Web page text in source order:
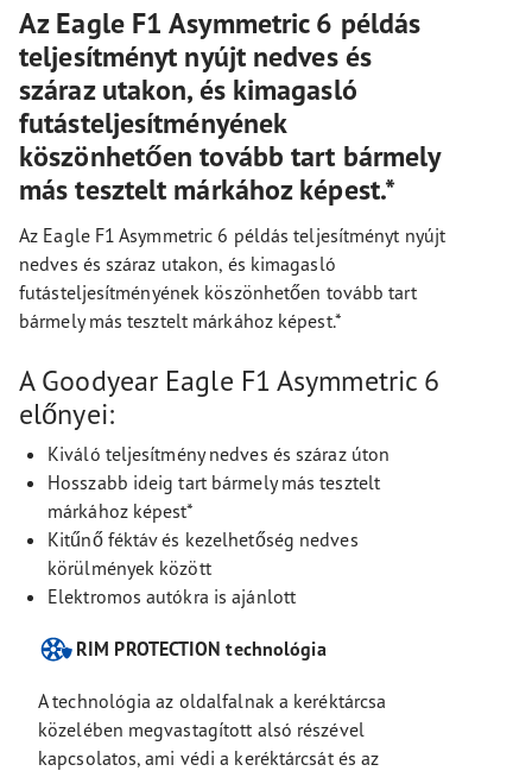
Az Eagle F1 Asymmetric 6 példás
teljesítményt nyújt nedves és
száraz utakon, és kimagasló
futásteljesítményének
köszönhetően tovább tart bármely
más tesztelt márkához képest.*
Az Eagle F1 Asymmetric 6 példás teljesítményt nyújt
nedves és száraz utakon, és kimagasló
futásteljesítményének köszönhetően tovább tart
bármely más tesztelt márkához képest.*
A Goodyear Eagle F1 Asymmetric 6
előnyei:
Kiváló teljesítmény nedves és száraz úton
Hosszabb ideig tart bármely más tesztelt
márkához képest*
Kitűnő féktáv és kezelhetőség nedves
körülmények között
Elektromos autókra is ajánlott
RIM PROTECTION technológia
A technológia az oldalfalnak a keréktárcsa
közelében megvastagított alsó részével
kapcsolatos, ami védi a keréktárcsát és az